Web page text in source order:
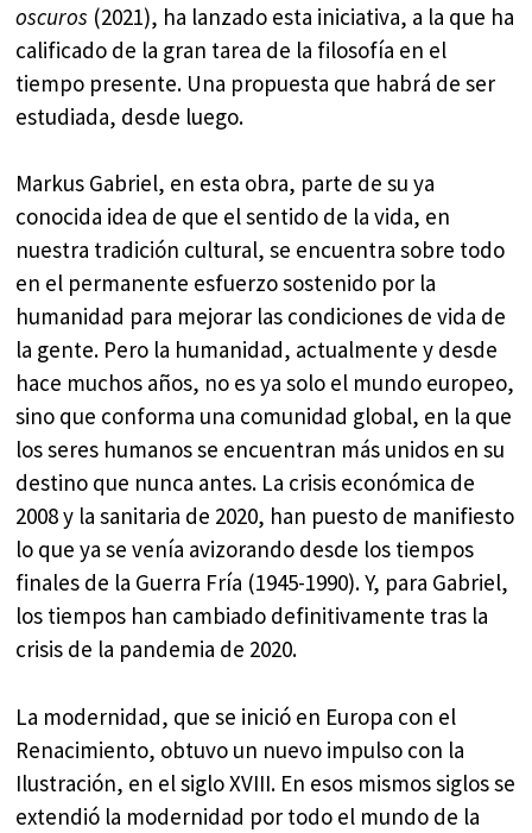
oscuros (2021), ha lanzado esta iniciativa, a la que ha
calificado de la gran tarea de la filosofía en el
tiempo presente. Una propuesta que habrá de ser
estudiada, desde luego.
Markus Gabriel, en esta obra, parte de su ya
conocida idea de que el sentido de la vida, en
nuestra tradición cultural, se encuentra sobre todo
en el permanente esfuerzo sostenido por la
humanidad para mejorar las condiciones de vida de
la gente. Pero la humanidad, actualmente y desde
hace muchos años, no es ya solo el mundo europeo,
sino que conforma una comunidad global, en la que
los seres humanos se encuentran más unidos en su
destino que nunca antes. La crisis económica de
2008 y la sanitaria de 2020, han puesto de manifiesto
lo que ya se venía avizorando desde los tiempos
finales de la Guerra Fría (1945-1990). Y, para Gabriel,
los tiempos han cambiado definitivamente tras la
crisis de la pandemia de 2020.
La modernidad, que se inició en Europa con el
Renacimiento, obtuvo un nuevo impulso con la
Ilustración, en el siglo XVIII. En esos mismos siglos se
extendió la modernidad por todo el mundo de la